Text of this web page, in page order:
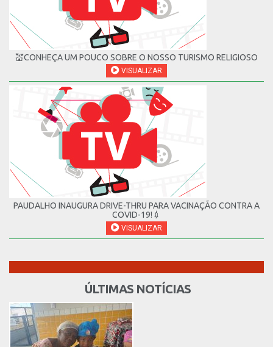
💒CONHEÇA UM POUCO SOBRE O NOSSO TURISMO RELIGIOSO
VISUALIZAR
PAUDALHO INAUGURA DRIVE-THRU PARA VACINAÇÃO CONTRA A
COVID-19!💉
VISUALIZAR
ÚLTIMAS NOTÍCIAS